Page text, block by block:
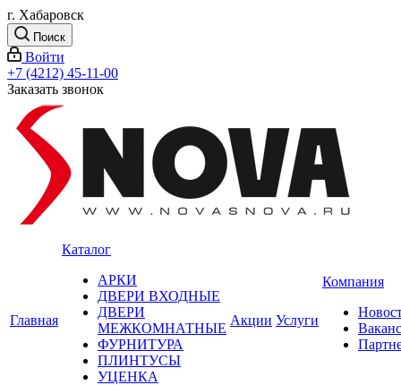
г. Хабаровск
Поиск
Войти
+7 (4212) 45-11-00
Заказать звонок
Главная
Каталог
АРКИ
ДВЕРИ ВХОДНЫЕ
ДВЕРИ
МЕЖКОМНАТНЫЕ
ФУРНИТУРА
ПЛИНТУСЫ
УЦЕНКА
Акции Услуги
Компания